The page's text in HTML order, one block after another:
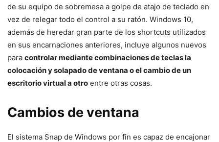
de su equipo de sobremesa a golpe de atajo de teclado en
vez de relegar todo el control a su ratón. Windows 10,
además de heredar gran parte de los shortcuts utilizados
en sus encarnaciones anteriores, incluye algunos nuevos
para controlar mediante combinaciones de teclas la
colocación y solapado de ventana o el cambio de un
escritorio virtual a otro entre otras cosas.
Cambios de ventana
El sistema Snap de Windows por fin es capaz de encajonar